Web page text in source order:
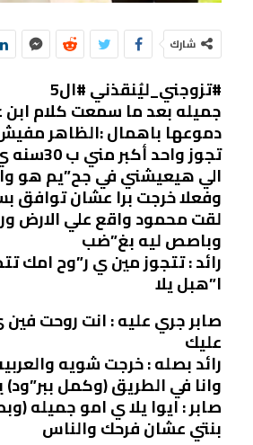
شارك
#تزوجني_ليُنقذني #ال5
جميله بعد ما سمعت كلام
دموعها باهمال :الظاهر
تجوز واحد
الي هيعيشني في جح”يم هو
وفعلا خرجت برا عشان
لقت محمود واقع علي الارض
وباصص ليه بغ”ضب
رائد : تتجوز مين ي ر”وح امك
ا”هبل يلا
صابر جري عليه : انت روحت فين
عليك
رائد بصله : خرجت شويه
وانا في الطريق (وكمل
صابر : ايوا يلا ي امو جميله
بنتي عشان فرحك والناس